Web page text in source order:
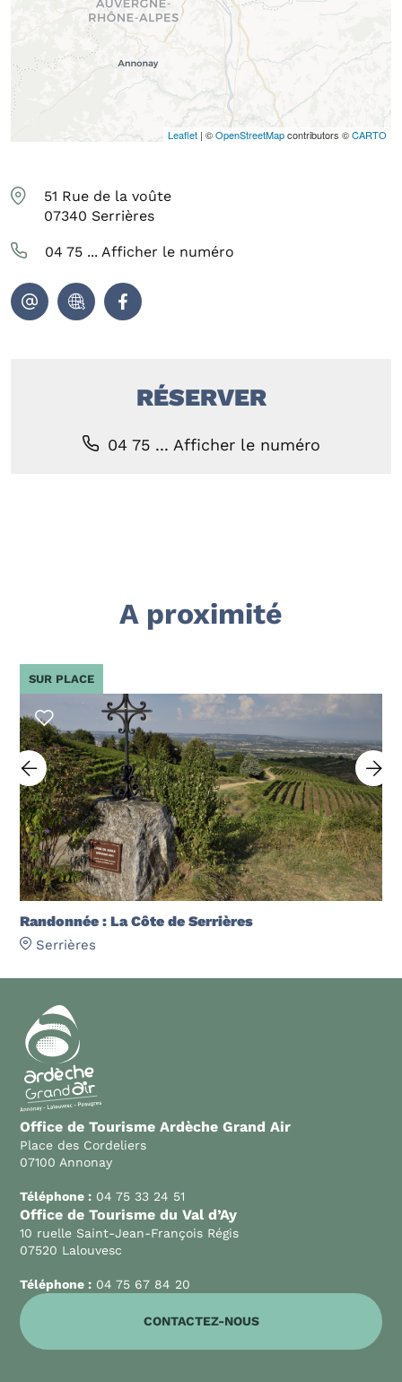
Leaflet | ©OpenStreetMapcontributors ©CARTO
51 Rue de la voûte
07340 Serrières
04 75 ... Afficher le numéro
RÉSERVER
04 75 ... Afficher le numéro
A proximité
Randonnée : La Côte de Serrières
Serrières
SUR PLACE
Office de Tourisme Ardèche Grand Air
Place des Cordeliers
07100 Annonay
Téléphone : 04 75 33 24 51
Office de Tourisme du Val d’Ay
10 ruelle Saint-Jean-François Régis
07520 Lalouvesc
Téléphone : 04 75 67 84 20
CONTACTEZ-NOUS